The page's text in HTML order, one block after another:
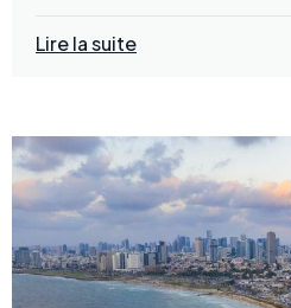
Lire la suite